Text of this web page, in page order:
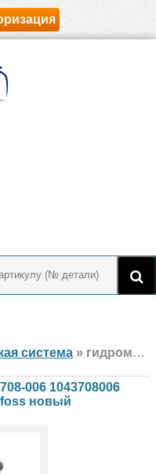
система » гидромотор Danfoss 104-3708-006 1043708006 6CM/104-3708 JCB, New Holland, CASE, новый
006 1043708006
новый